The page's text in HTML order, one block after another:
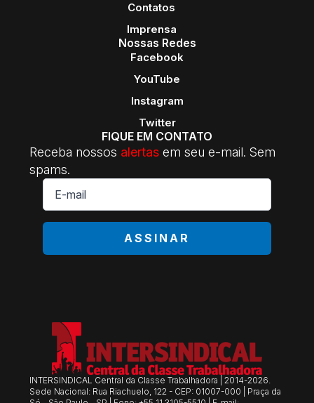
Contatos
Imprensa
Nossas Redes
Facebook
YouTube
Instagram
Twitter
FIQUE EM CONTATO
Receba nossos alertas em seu e-mail. Sem
spams.
E-
mail
*
ASSINAR
INTERSINDICAL Central da Classe Trabalhadora | 2014-2026.
Sede Nacional: Rua Riachuelo, 122 - CEP: 01007-000 | Praça da